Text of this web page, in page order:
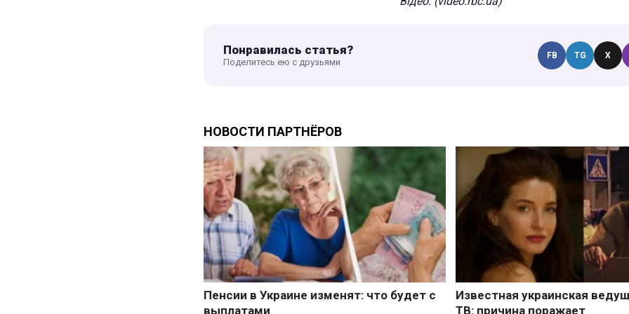
Понравилась статья?
Поделитесь ею с друзьями
FB TG X